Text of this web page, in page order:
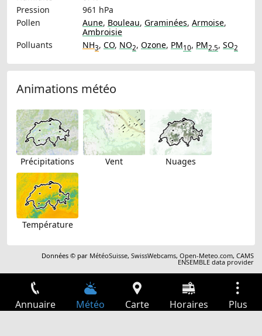
Pression
961 hPa
Pollen
Aune, Bouleau, Graminées, Armoise,
Ambroisie
Polluants
NH3, CO, NO2, Ozone, PM10, PM2.5, SO2
Animations météo
Précipitations Vent Nuages
Température
Données © par MétéoSuisse,SwissWebcams,Open-Meteo.com,CAMS
ENSEMBLE data provider
Annuaire Météo Carte Horaires Plus